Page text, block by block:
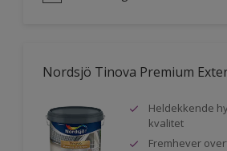
Nordsjö Tinova Premium
Heldekkende
kvalitet
Fremhever